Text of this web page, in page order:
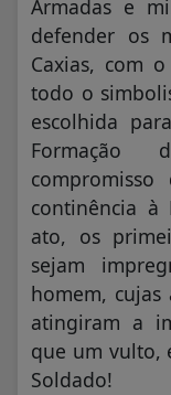
Armadas e
defender os
Caxias, com
todo o
escolhida
Formação
continência à
ato, os
sejam
homem, cujas
atingiram a
que um vulto,
Soldado!